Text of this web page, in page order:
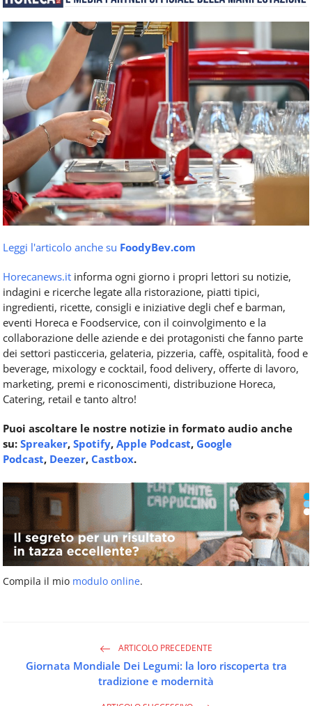
Leggi l'articolo anche su FoodyBev.com
Horecanews.it informa ogni giorno i propri lettori su notizie,
indagini e ricerche legate alla ristorazione, piatti tipici,
ingredienti, ricette, consigli e iniziative degli chef e barman,
eventi Horeca e Foodservice, con il coinvolgimento e la
collaborazione delle aziende e dei protagonisti che fanno parte
dei settori pasticceria, gelateria, pizzeria, caffè, ospitalità, food e
beverage, mixology e cocktail, food delivery, offerte di lavoro,
marketing, premi e riconoscimenti, distribuzione Horeca,
Catering, retail e tanto altro!
Puoi ascoltare le nostre notizie in formato audio anche
su: Spreaker, Spotify, Apple Podcast, Google
Podcast, Deezer, Castbox.
Compila il mio modulo online.
ARTICOLO PRECEDENTE
Giornata Mondiale Dei Legumi: la loro riscoperta tra
tradizione e modernità